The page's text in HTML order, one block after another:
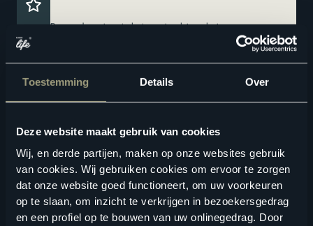
Toestemming Details Over
Deze website maakt gebruik van cookies
Wij, en derde partijen, maken op onze websites gebruik
van cookies. Wij gebruiken cookies om ervoor te zorgen
dat onze website goed functioneert, om uw voorkeuren
op te slaan, om inzicht te verkrijgen in bezoekersgedrag
en een profiel op te bouwen van uw onlinegedrag. Door
Breng de natuur in huis met echt parket
Vermindert loopgeluid voor extra comfort
Geschikte vloertoebehoren